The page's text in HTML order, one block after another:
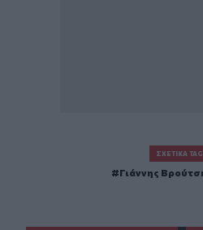
ΣΧΕΤΙΚΆ
Γιάννης